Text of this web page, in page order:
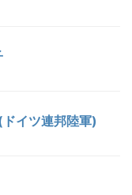
イツ連邦陸軍)